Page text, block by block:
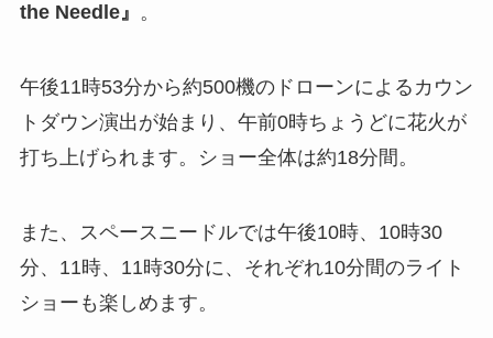
the Needle』 。
午後11時53分から約500機のドローンによるカウン
トダウン演出が始まり、午前0時ちょうどに花火が
打ち上げられます。ショー全体は約18分間。
また、スペースニードルでは午後10時、10時30
分、11時、11時30分に、それぞれ10分間のライト
ショーも楽しめます。